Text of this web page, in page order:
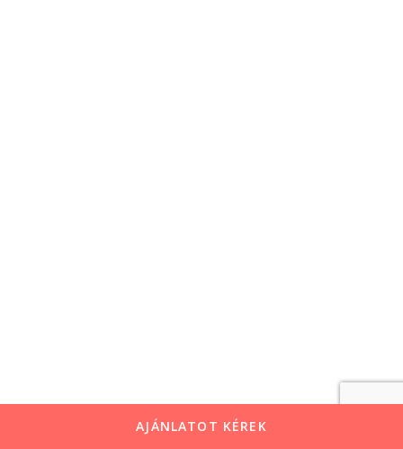
AJÁNLATOT KÉREK